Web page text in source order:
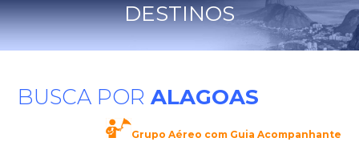
DESTINOS
BUSCA PORALAGOAS
Grupo Aéreo com Guia Acompanhante